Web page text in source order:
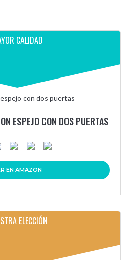
CALIDAD
ESPEJO CON DOS PUERTAS
EN AMAZON
ELECCIÓN